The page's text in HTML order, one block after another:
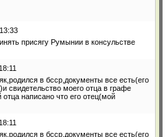
присягу Румынии в консульстве
в бсср,документы все есть(его
свидетельство моего отца в графе
написано что его отец(мой
в бсср,документы все есть(его